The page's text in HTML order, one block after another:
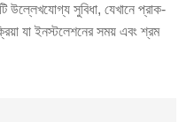
সুবিধা, যেখানে প্রাক-
যা ইনস্টলেশনের সময় এবং শ্রম